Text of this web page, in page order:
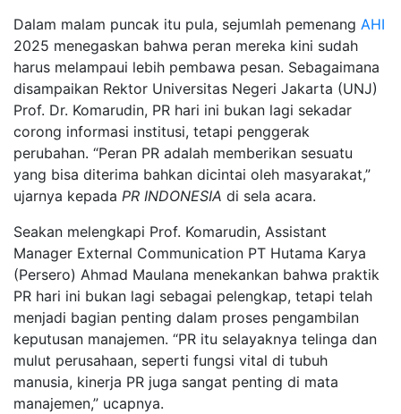
Dalam malam puncak itu pula, sejumlah pemenang AHI
2025 menegaskan bahwa peran mereka kini sudah
harus melampaui lebih pembawa pesan. Sebagaimana
disampaikan Rektor Universitas Negeri Jakarta (UNJ)
Prof. Dr. Komarudin, PR hari ini bukan lagi sekadar
corong informasi institusi, tetapi penggerak
perubahan. “Peran PR adalah memberikan sesuatu
yang bisa diterima bahkan dicintai oleh masyarakat,”
ujarnya kepada PR INDONESIA di sela acara.
Seakan melengkapi Prof. Komarudin, Assistant
Manager External Communication PT Hutama Karya
(Persero) Ahmad Maulana menekankan bahwa praktik
PR hari ini bukan lagi sebagai pelengkap, tetapi telah
menjadi bagian penting dalam proses pengambilan
keputusan manajemen. “PR itu selayaknya telinga dan
mulut perusahaan, seperti fungsi vital di tubuh
manusia, kinerja PR juga sangat penting di mata
manajemen,” ucapnya.